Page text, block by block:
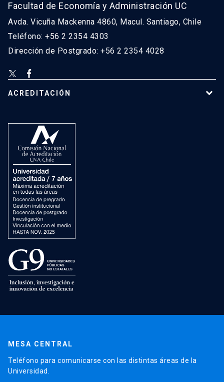
Facultad de Economía y Administración UC
Avda. Vicuña Mackenna 4860, Macul. Santiago, Chile
Teléfono: +56 2 2354 4303
Dirección de Postgrado: +56 2 2354 4028
ACREDITACIÓN
MESA CENTRAL
Teléfono para comunicarse con las distintas áreas de la
Universidad.